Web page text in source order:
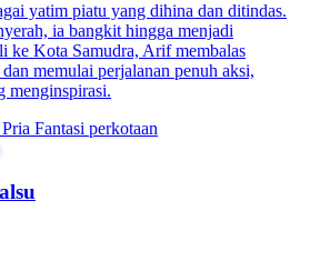
yatim piatu yang dihina dan ditindas.
ia bangkit hingga menjadi
ke Kota Samudra, Arif membalas
memulai perjalanan penuh aksi,
menginspirasi.
Fantasi perkotaan